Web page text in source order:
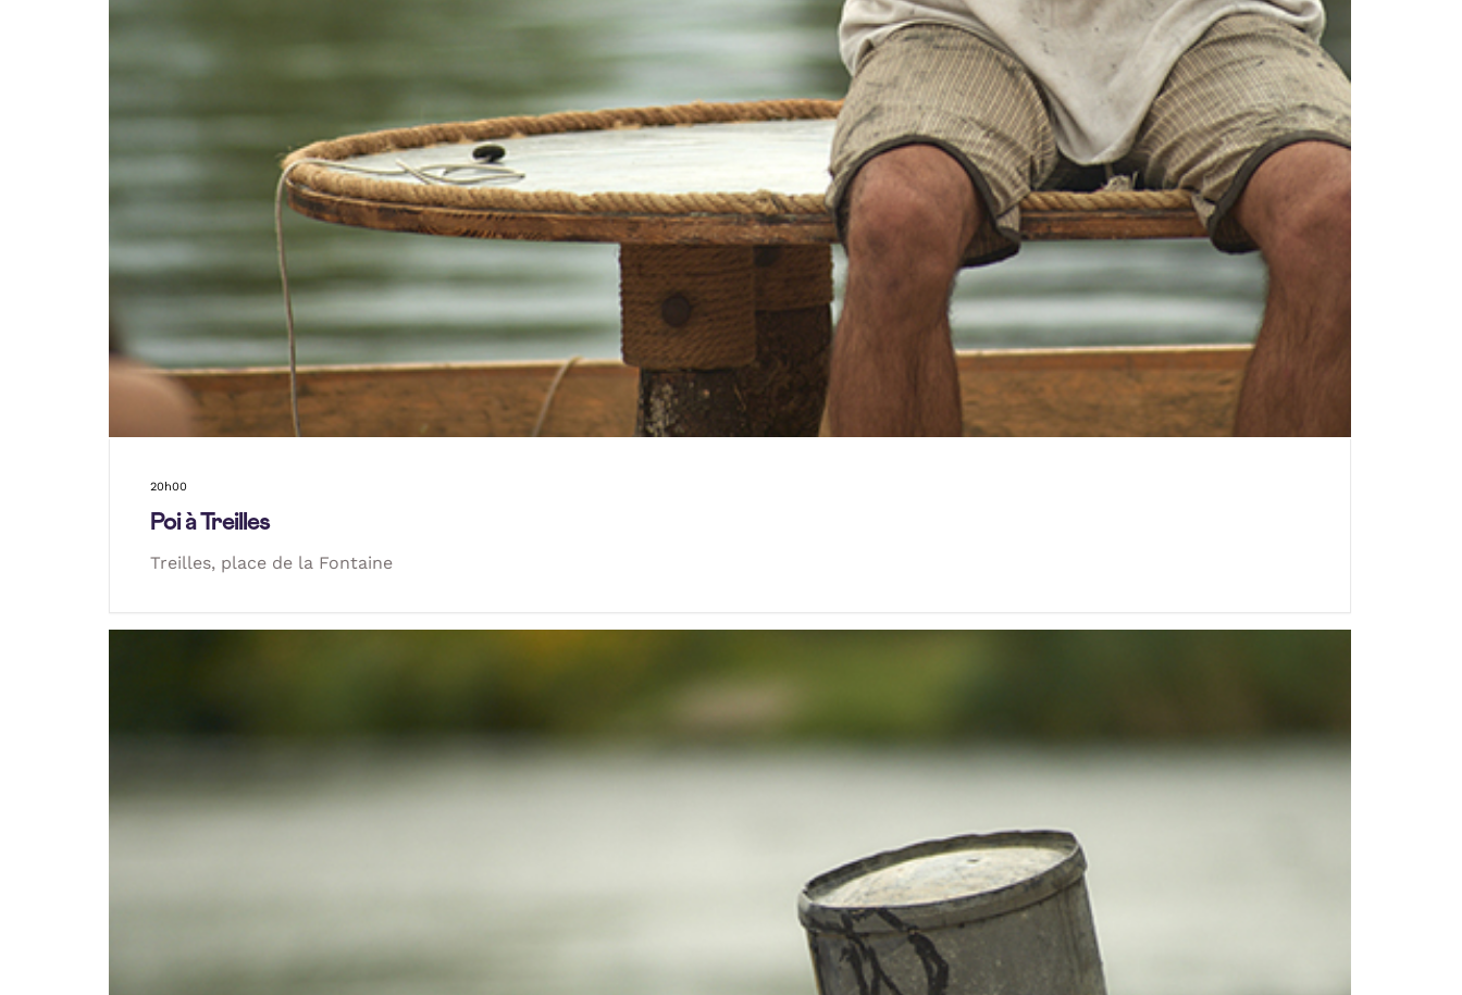
20h00
Poi à Treilles
Treilles, place de la Fontaine